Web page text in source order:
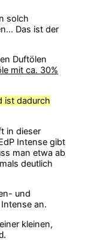
solch
Das ist der
Duftölen
mit ca. 30%
ist dadurch
in dieser
Intense gibt
man etwa ab
deutlich
und
an.
kleinen,